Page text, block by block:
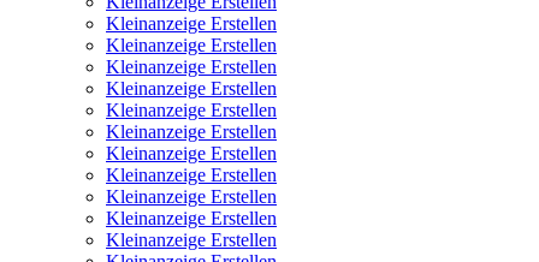
Kleinanzeige Erstellen
Kleinanzeige Erstellen
Kleinanzeige Erstellen
Kleinanzeige Erstellen
Kleinanzeige Erstellen
Kleinanzeige Erstellen
Kleinanzeige Erstellen
Kleinanzeige Erstellen
Kleinanzeige Erstellen
Kleinanzeige Erstellen
Kleinanzeige Erstellen